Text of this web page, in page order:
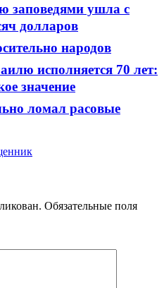
заповедями ушла с
долларов
народов
исполняется 70 лет:
значение
ломал расовые
Обязательные поля